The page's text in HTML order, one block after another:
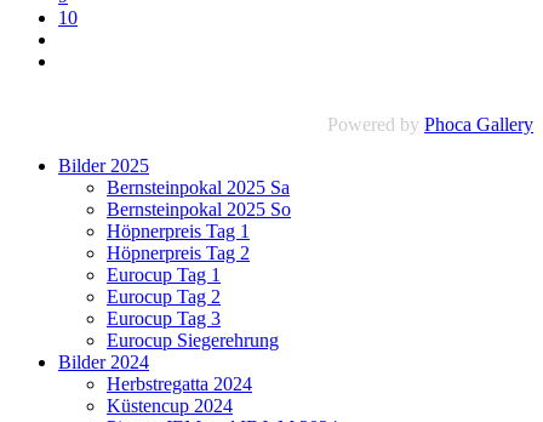
10
Powered by Phoca Gallery
Bilder 2025
Bernsteinpokal 2025 Sa
Bernsteinpokal 2025 So
Höpnerpreis Tag 1
Höpnerpreis Tag 2
Eurocup Tag 1
Eurocup Tag 2
Eurocup Tag 3
Eurocup Siegerehrung
Bilder 2024
Herbstregatta 2024
Küstencup 2024